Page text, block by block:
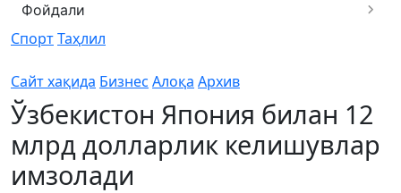
Фойдали
СпортТаҳлил
Сайт хақида Бизнес Алоқа Архив
Ўзбекистон Япония билан 12
млрд долларлик келишувлар
имзолади